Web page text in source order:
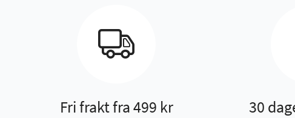
Fri frakt fra 499 kr 30